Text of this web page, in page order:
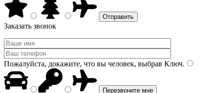
Заказать звонок
Пожалуйста, докажите, что вы человек, выбрав Ключ.